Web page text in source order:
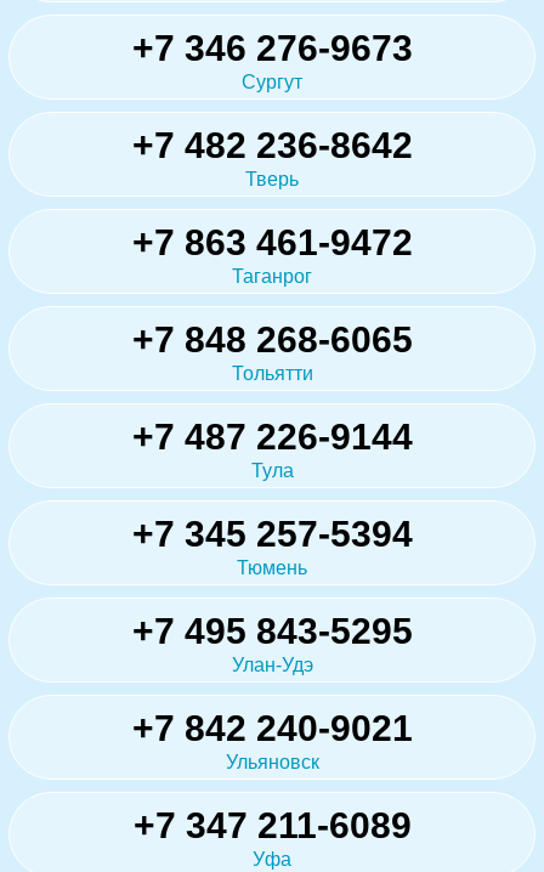
+7 346 276-9673
Сургут
+7 482 236-8642
Тверь
+7 863 461-9472
Таганрог
+7 848 268-6065
Тольятти
+7 487 226-9144
Тула
+7 345 257-5394
Тюмень
+7 495 843-5295
Улан-Удэ
+7 842 240-9021
Ульяновск
+7 347 211-6089
Уфа